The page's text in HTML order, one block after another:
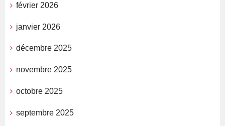
février 2026
janvier 2026
décembre 2025
novembre 2025
octobre 2025
septembre 2025